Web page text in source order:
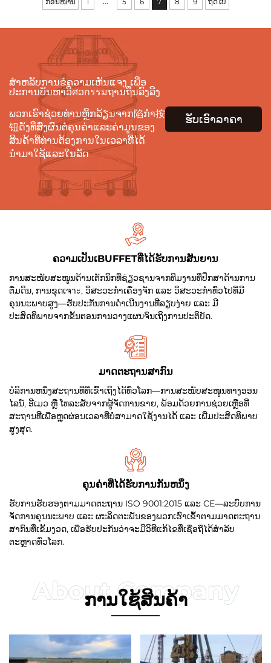
ສຳຫລັບການຂໍຄວາມເຫັນແຈງ ເພື່ອ
ປະການບັນຫາວິศວกรรมຖານຖຶນລົງລີງ
ພວກເຮົາຊ່ວຍທ່ານຫຼິກລ້ຽນຈາກ陷ກຳ按
钮ດັ່ງທີ່ສົ່ງຜົນຕໍ່ຄຸນຄ່າແລະຄ່າມູນຂອງ
ສິນຄ້າທີ່ທ່ານຕ້ອງການໃນເວລາທີ່ໄດ້
ນຳມາໃຊ້ແລະໃນລັດ
ຮັບເອົາລາຄາ
ຄວາມເປັນເBUFFETທີ່ໄດ້ຮັບການສັນຍານ
ການສະໜັບສະໜູນດ້ານເຕັກນິກທີ່ຊ່ຽວຊານຈາກທີມງານທີ່ປຶກສາດ້ານການ
ຕື່ມດິນ, ການຂຸດເຈาะ, ວິສະວະກຳເຄື່ອງຈັກ ແລະ ວິສະວະກຳທົ່ວໄປທີ່ມີ
ຄຸນນະພາບສູງ—ຮັບປະກັນການດຳເນີນງານທີ່ລຽບງ່າຍ ແລະ ມີ
ປະສິດທິພາບຈາກຂັ້ນຕອນການວາງແຜນຈົນເຖິງການປະຕິບັດ.
ມາດຕະຖານສາກົນ
ບໍລິການຫນຶ່ງສະຖານທີ່ທີ່ເຂົ້າເຖິງໄດ້ທົ່ວໂລກ—ການສະໜັບສະໜູນທາງອອນ
ໄລນ໌, ອີເມວ ຫຼື ໂທລະສັບຈາກຜູ້ຈັດການຂາຍ, ພ້ອມດ້ວຍການຊ່ວຍເຫຼືອທີ່
ສະຖານທີ່ເພື່ອຫຼຸດຜ່ອນເວລາທີ່ບໍ່ສາມາດໃຊ້ງານໄດ້ ແລະ ເພີ່ມປະສິດທິພາບ
ສູງສຸດ.
ຄຸນຄ່າທີ່ໄດ້ຮັບການກັນຫນຶ່ງ
ຮັບການຮັບຮອງຕາມມາດຕະຖານ ISO 9001:2015 ແລະ CE—ລະບົບການ
ຈັດການຄຸນນະພາບ ແລະ ຜະລິດຕະພັນຂອງພວກເຮົາເຂົ້າຕາມມາດຕະຖານ
ສາກົນທີ່ເຂັ້ມງວດ, ເພື່ອຮັບປະກັນວ່າຈະມີວິທີແກ້ໄຂທີ່ເຊື່ອຖືໄດ້ສຳລັບ
ຕະຫຼາດທົ່ວໂລກ.
ການໃຊ້ສິນຄ້າ